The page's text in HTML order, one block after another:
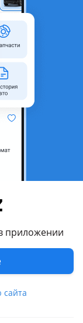
приложении
2016 - 2019 IG,